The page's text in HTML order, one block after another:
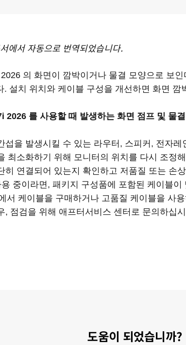
에서 자동으로 번역되었습니다.
의 화면이 깜박이거나 물결 모양으로 보
. 설치 위치와 케이블 구성을 개선하면 화면 깜
를 사용할 때 발생하는 화면 점프 및 물
섭을 발생시킬 수 있는 라우터, 스피커, 전자
최소화하기 위해 모니터의 위치를 다시 조정
히 연결되어 있는지 확인하고 저품질 또는 손
중이라면, 패키지 구성품에 포함된 케이블
서 케이블을 구매하거나 고품질 케이블을 사
, 점검을 위해 애프터서비스 센터로 문의하십
도움이 되었습니까?